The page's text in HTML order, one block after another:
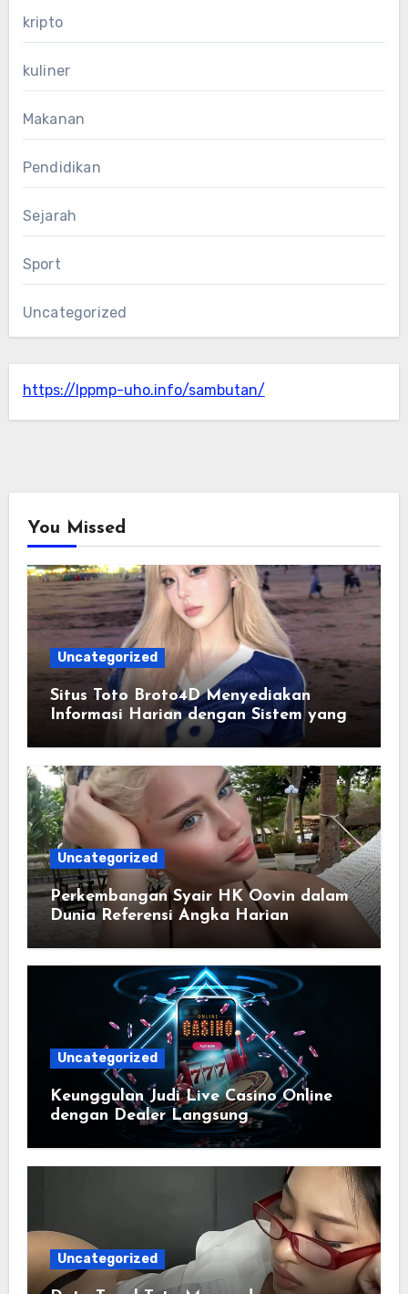
kripto
kuliner
Makanan
Pendidikan
Sejarah
Sport
Uncategorized
https://lppmp-uho.info/sambutan/
You Missed
Uncategorized
Situs Toto Broto4D Menyediakan
Informasi Harian dengan Sistem yang
Lebih Responsif dan Modern
Uncategorized
Perkembangan Syair HK Oovin dalam
Dunia Referensi Angka Harian
Uncategorized
Keunggulan Judi Live Casino Online
dengan Dealer Langsung
Uncategorized